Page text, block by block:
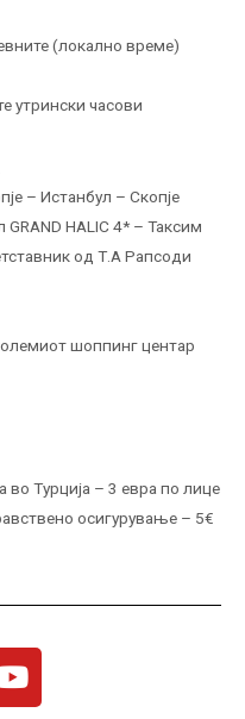
(локално време)
утрински часови
– Истанбул – Скопје
HALIC 4* – Таксим
од Т.А Рапсоди
шоппинг центар
во Турција – 3 евра по лице
осигурување – 5€